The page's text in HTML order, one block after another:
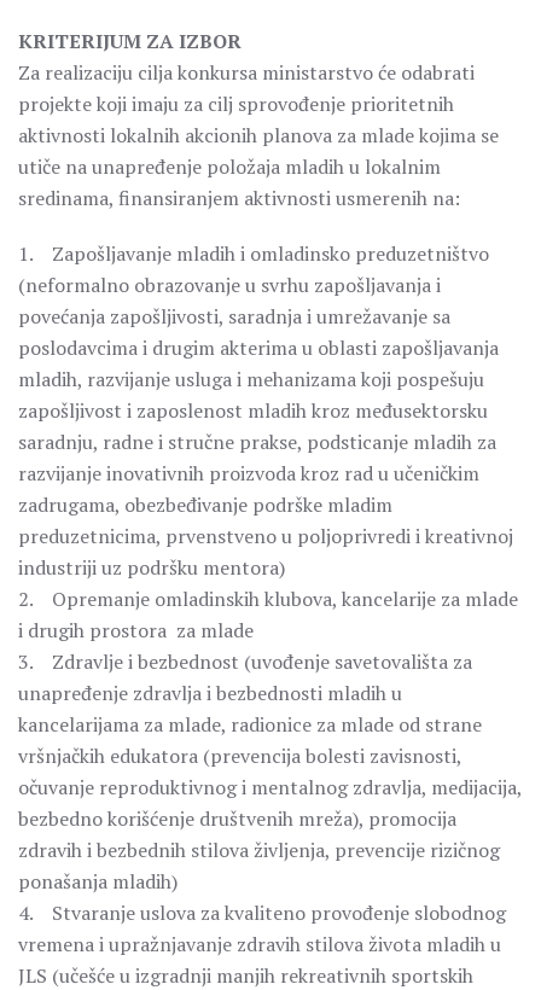
KRITERIJUM ZA IZBOR
Za realizaciju cilja konkursa ministarstvo će odabrati
projekte koji imaju za cilj sprovođenje prioritetnih
aktivnosti lokalnih akcionih planova za mlade kojima se
utiče na unapređenje položaja mladih u lokalnim
sredinama, finansiranjem aktivnosti usmerenih na:
1. Zapošljavanje mladih i omladinsko preduzetništvo
(neformalno obrazovanje u svrhu zapošljavanja i
povećanja zapošljivosti, saradnja i umrežavanje sa
poslodavcima i drugim akterima u oblasti zapošljavanja
mladih, razvijanje usluga i mehanizama koji pospešuju
zapošljivost i zaposlenost mladih kroz međusektorsku
saradnju, radne i stručne prakse, podsticanje mladih za
razvijanje inovativnih proizvoda kroz rad u učeničkim
zadrugama, obezbeđivanje podrške mladim
preduzetnicima, prvenstveno u poljoprivredi i kreativnoj
industriji uz podršku mentora)
2. Opremanje omladinskih klubova, kancelarije za mlade
i drugih prostora za mlade
3. Zdravlje i bezbednost (uvođenje savetovališta za
unapređenje zdravlja i bezbednosti mladih u
kancelarijama za mlade, radionice za mlade od strane
vršnjačkih edukatora (prevencija bolesti zavisnosti,
očuvanje reproduktivnog i mentalnog zdravlja, medijacija,
bezbedno korišćenje društvenih mreža), promocija
zdravih i bezbednih stilova življenja, prevencije rizičnog
ponašanja mladih)
4. Stvaranje uslova za kvaliteno provođenje slobodnog
vremena i upražnjavanje zdravih stilova života mladih u
JLS (učešće u izgradnji manjih rekreativnih sportskih